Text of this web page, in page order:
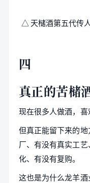
△ 天槠酒第五代传
四
真正的苦槠
现在很多人做酒，喜
但真正能留下来的
厂、有没有真实工
化、有没有复购。
这也是为什么龙羊